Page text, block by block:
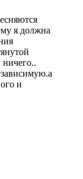
я должна
и